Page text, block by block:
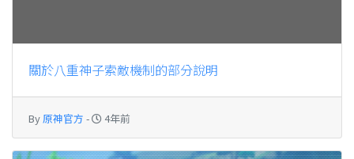
關於八重神子索敵機制的部分說明
By原神官方 - 4年前